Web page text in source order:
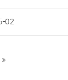
02